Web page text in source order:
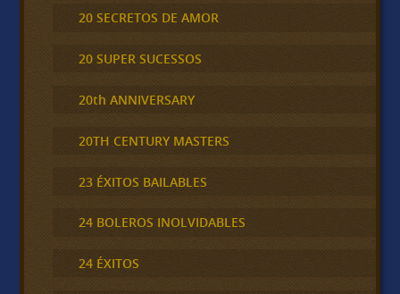
20 SECRETOS DE AMOR
20 SUPER SUCESSOS
20th ANNIVERSARY
20TH CENTURY MASTERS
23 ÉXITOS BAILABLES
24 BOLEROS INOLVIDABLES
24 ÉXITOS